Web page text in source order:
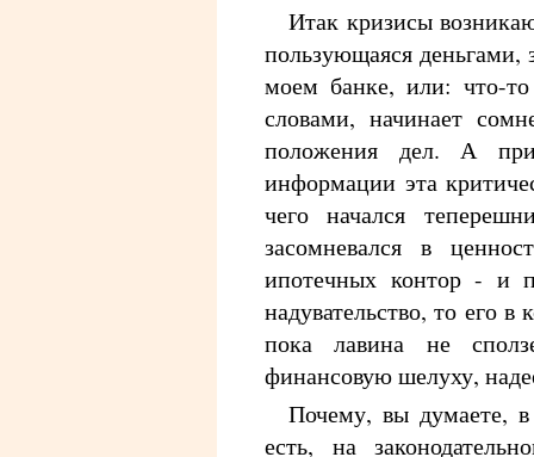
Итак кризисы
пользующаяся деньгами,
моем банке, или: что-
словами, начинает
положения дел. А
информации эта
чего начался
засомневался в
ипотечных контор - и
надувательство, то его
пока лавина не
финансовую шелуху,
Почему, вы думаете,
есть, на